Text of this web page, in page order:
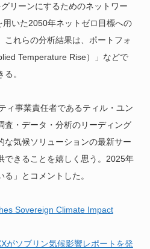
リーンにするためのネットワー
いた2050年ネットゼロ目標への
これらの分析結果は、ポートフォ
Temperature Rise）」などで
。
ィ事業責任者であるティル・ユン
査・データ・分析のリーディング
な気候ソリューションの最新サー
できることを嬉しく思う。2025年
」とコメントした。
Sovereign Climate Impact
がソブリン気候影響レポートを発